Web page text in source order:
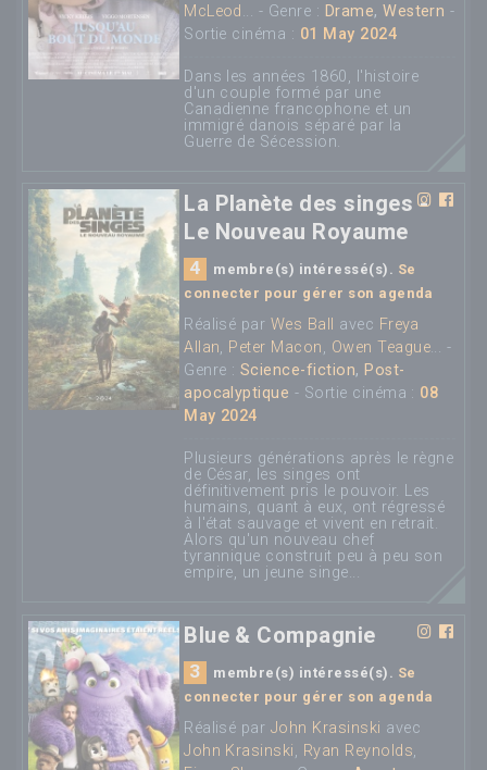
McLeod ... - Genre : Drame,Western -
Sortie cinéma : 01 May 2024
Dans les années 1860, l'histoire
d'un couple formé par une
Canadienne francophone et un
immigré danois séparé par la
Guerre de Sécession.
La Planète des singes -
Le Nouveau Royaume
4 membre(s) intéressé(s). Se
connecter pour gérer son agenda
Réalisé par Wes Ball avec Freya
Allan, Peter Macon, Owen Teague... -
Genre : Science-fiction, Post-
apocalyptique - Sortie cinéma : 08
May 2024
Plusieurs générations après le règne
de César, les singes ont
définitivement pris le pouvoir. Les
humains, quant à eux, ont régressé
à l'état sauvage et vivent en retrait.
Alors qu'un nouveau chef
tyrannique construit peu à peu son
empire, un jeune singe...
Blue & Compagnie
3 membre(s) intéressé(s). Se
connecter pour gérer son agenda
Réalisé par John Krasinski avec
John Krasinski, Ryan Reynolds,